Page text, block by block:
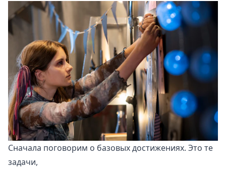
Сначала поговорим о базовых достижениях. Это те
задачи,